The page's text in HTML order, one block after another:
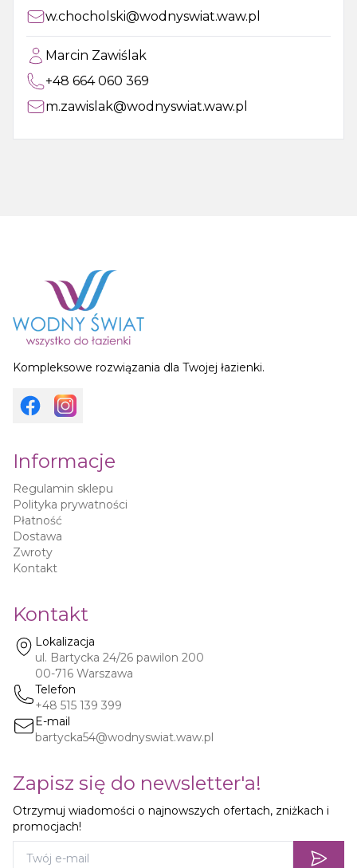
w.chocholski@wodnyswiat.waw.pl
Marcin Zawiślak
+48 664 060 369
m.zawislak@wodnyswiat.waw.pl
Kompleksowe rozwiązania dla Twojej łazienki.
Informacje
Regulamin sklepu
Polityka prywatności
Płatność
Dostawa
Zwroty
Kontakt
Kontakt
Lokalizacja
ul. Bartycka 24/26 pawilon 200
00-716 Warszawa
Telefon
+48 515 139 399
E-mail
bartycka54@wodnyswiat.waw.pl
Zapisz się do newsletter'a!
Otrzymuj wiadomości o najnowszych ofertach, zniżkach i
promocjach!